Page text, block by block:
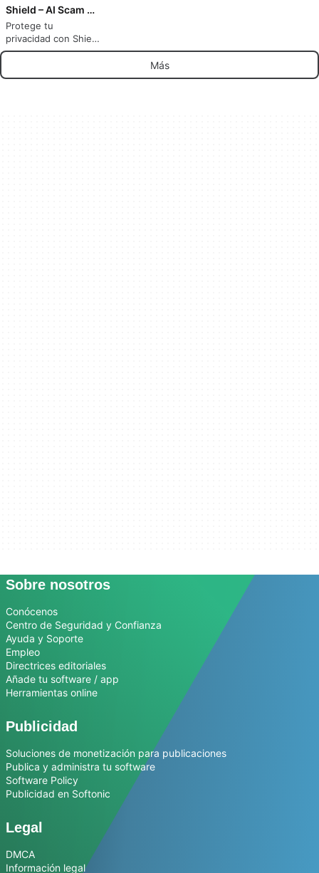
Shield – AI Scam Detector
Protege tu
privacidad con Shield
– AI Scam Detector
Más
Sobre nosotros
Conócenos
Centro de Seguridad y Confianza
Ayuda y Soporte
Empleo
Directrices editoriales
Añade tu software / app
Herramientas online
Publicidad
Soluciones de monetización para publicaciones
Publica y administra tu software
Software Policy
Publicidad en Softonic
Legal
DMCA
Información legal